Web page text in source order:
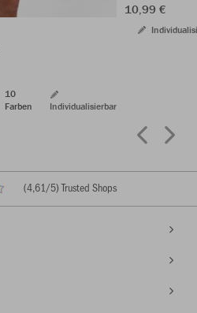
10
Farben
Individualisierbar
10,99 €
(4,61/5) Trusted Shops